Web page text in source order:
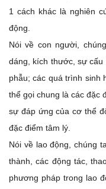
1 cách khác là nghiên
động.
Nói về con người,
dáng, kích thước, sự cấu
phẫu; các quá trình sinh
thể gọi chung là các đặc
sự đáp ứng của cơ thể
đặc điểm tâm lý.
Nói về lao động, chúng
thành, các động tác,
phương pháp trong lao